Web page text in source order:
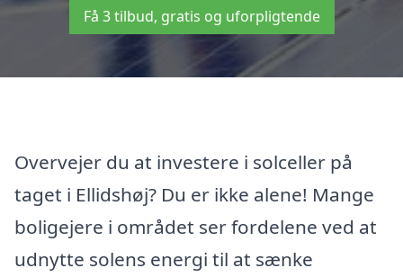
Få 3 tilbud, gratis og uforpligtende
Overvejer du at investere i solceller på
taget i Ellidshøj? Du er ikke alene! Mange
boligejere i området ser fordelene ved at
udnytte solens energi til at sænke